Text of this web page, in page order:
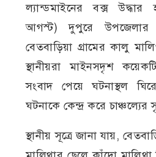
ল্যান্ডমাইনের বক্স
আগস্ট) দুপুরে উপজেলার
বেতবাড়িয়া গ্রামের কালু
স্থানীয়রা মাইনসদৃশ
সংবাদ পেয়ে ঘটনাস্থল
ঘটনাকে কেন্দ্র করে চাঞ্চল্যের
স্থানীয় সূত্রে জানা যায়,